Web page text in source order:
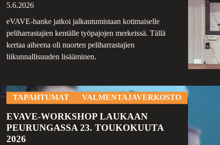
5.6.2026
eVAVE-hanke jatkoi jalkautumistaan kotimaiselle
peliharrastajien kentälle työpajojen merkeissä. Tällä
kertaa aiheena oli nuorten peliharrastajien
liikunnallisuuden lisääminen.
TAPAHTUMAT VALMENTAJAVERKOSTO
EVAVE-WORKSHOP LAUKAAN
PEURUNGASSA 23. TOUKOKUUTA
2026